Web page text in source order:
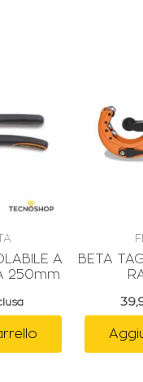
A
250mm
BETA